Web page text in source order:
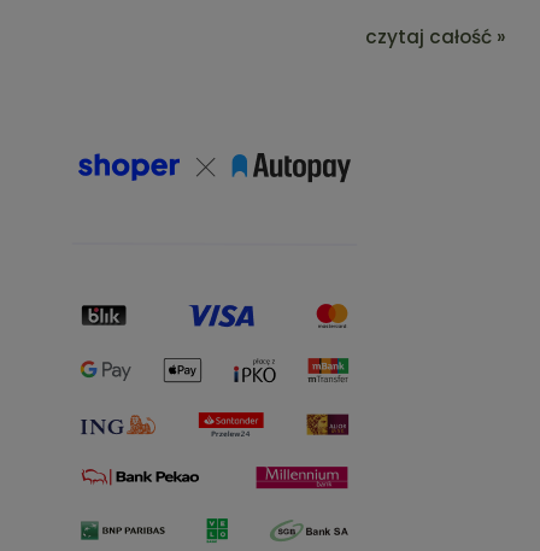
czytaj całość »